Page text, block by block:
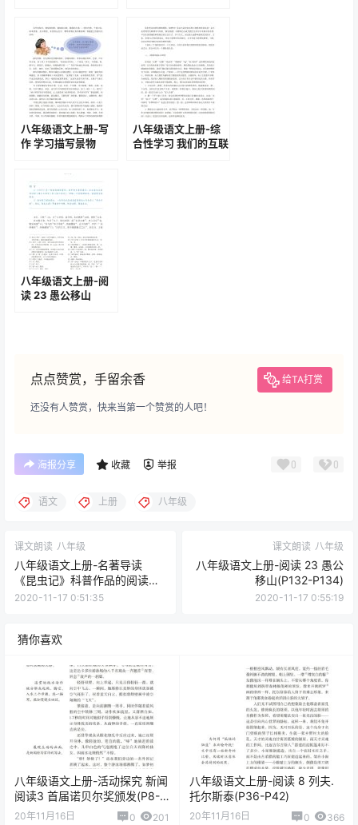
八年级语文上册-写
作 学习描写景物
八年级语文上册-综
合性学习 我们的互联
八年级语文上册-阅
读 23 愚公移山
点点赞赏，手留余香 给TA打赏
还没有人赞赏，快来当第一个赞赏的人吧！
海报分享 收藏 举报 0 0
语文 上册 八年级
课文朗读 八年级
八年级语文上册-名著导读
《昆虫记》科普作品的阅读
(P123-P126)
2020-11-17 0:51:35
课文朗读 八年级
八年级语文上册-阅读 23 愚公
移山(P132-P134)
2020-11-17 0:55:19
猜你喜欢
八年级语文上册-活动探究 新闻
阅读3 首届诺贝尔奖颁发(P8-
P9)
20年11月16日 0 201
八年级语文上册-阅读 8 列夫.
托尔斯泰(P36-P42)
20年11月16日 0 366